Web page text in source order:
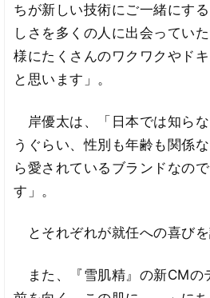
ちが新しい技術にご一緒にす
しさを多くの人に出会ってい
様にたくさんのワクワクやド
と思います」。
岸優太は、「日本では知ら
うぐらい、性別も年齢も関係
ら愛されているブランドなの
す」。
とそれぞれが就任への喜びを
また、『雪肌精』の新CM